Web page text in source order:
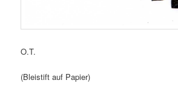
O.T.
(Bleistift auf Papier)